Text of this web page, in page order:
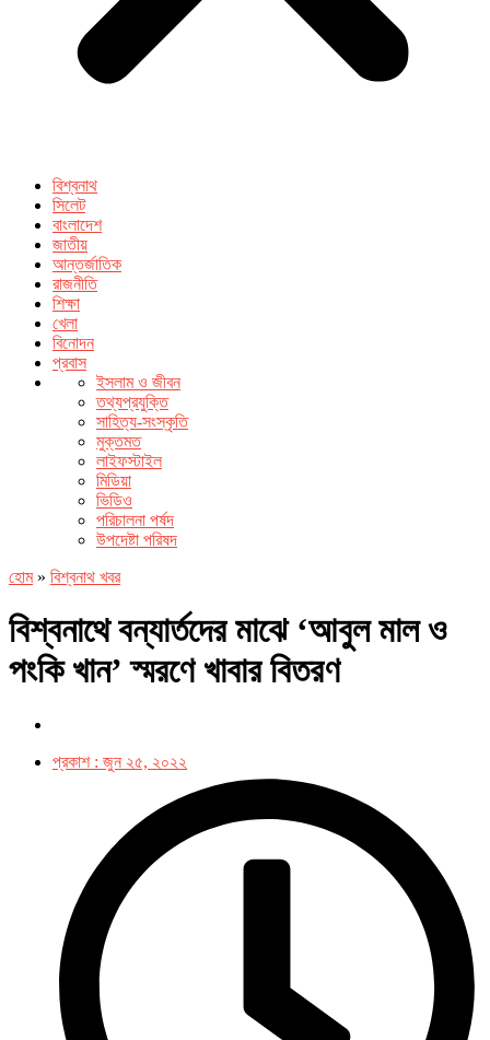
বিশ্বনাথ
সিলেট
বাংলাদেশ
জাতীয়
আন্তর্জাতিক
রাজনীতি
শিক্ষা
খেলা
বিনোদন
প্রবাস
ইসলাম ও জীবন
তথ্যপ্রযুক্তি
সাহিত্য-সংস্কৃতি
মুক্তমত
লাইফস্টাইল
মিডিয়া
ভিডিও
পরিচালনা পর্ষদ
উপদেষ্টা পরিষদ
হোম» বিশ্বনাথ খবর
বিশ্বনাথে বন্যার্তদের মাঝে ‘আবুল মাল ও
পংকি খান’ স্মরণে খাবার বিতরণ
প্রকাশ : জুন ২৫, ২০২২